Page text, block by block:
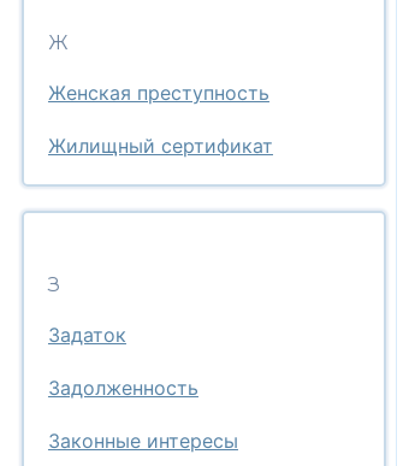
Ж
Женская преступность
Жилищный сертификат
З
Задаток
Задолженность
Законные интересы